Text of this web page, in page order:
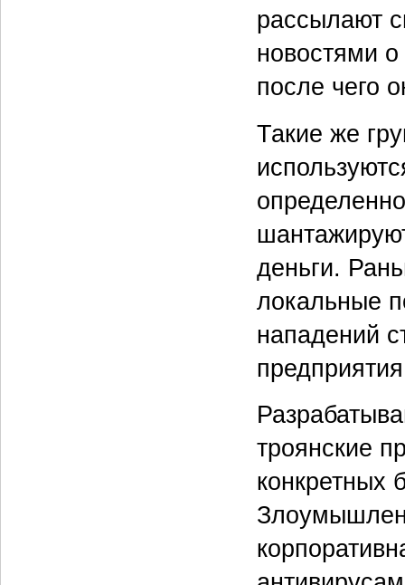
рассылают
новостями
после чего
Такие же
деньги.
локальные
нападений
троянские
конкретных